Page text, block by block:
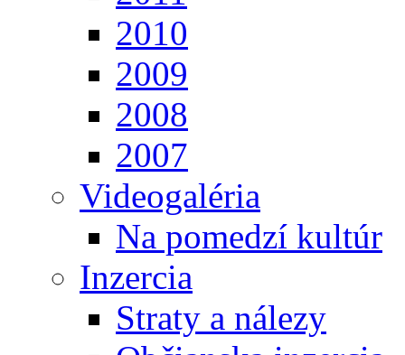
2010
2009
2008
2007
Videogaléria
Na pomedzí kultúr
Inzercia
Straty a nálezy